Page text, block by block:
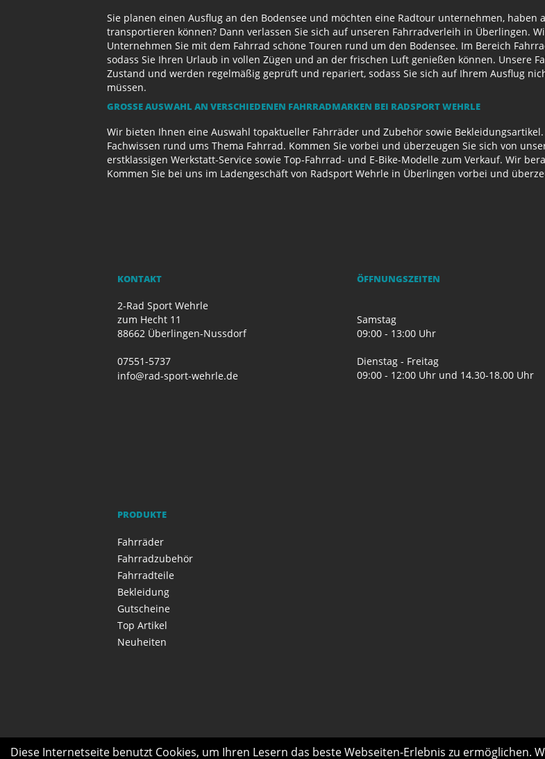
Sie planen einen Ausflug an den Bodensee und möchten eine Radtour unternehmen, haben
transportieren können? Dann verlassen Sie sich auf unseren Fahrradverleih in Überlingen.
Unternehmen Sie mit dem Fahrrad schöne Touren rund um den Bodensee. Im Bereich
sodass Sie Ihren Urlaub in vollen Zügen und an der frischen Luft genießen können. Unsere
Zustand und werden regelmäßig geprüft und repariert, sodass Sie sich auf Ihrem Ausflug
müssen.
GROSSE AUSWAHL AN VERSCHIEDENEN FAHRRADMARKEN BEI RADSPORT WEHRLE
Wir bieten Ihnen eine Auswahl topaktueller Fahrräder und Zubehör sowie
Fachwissen rund ums Thema Fahrrad. Kommen Sie vorbei und überzeugen Sie sich von
erstklassigen Werkstatt-Service sowie Top-Fahrrad- und E-Bike-Modelle zum Verkauf. Wir
Kommen Sie bei uns im Ladengeschäft von Radsport Wehrle in Überlingen vorbei und
KONTAKT
2-Rad Sport Wehrle
zum Hecht 11
88662 Überlingen-Nussdorf
07551-5737
info@rad-sport-wehrle.de
ÖFFNUNGSZEITEN
Samstag
09:00 - 13:00 Uhr
Dienstag - Freitag
09:00 - 12:00 Uhr und 14.30-18.00 Uhr
PRODUKTE
Fahrräder
Fahrradzubehör
Fahrradteile
Bekleidung
Gutscheine
Top Artikel
Neuheiten
Diese Internetseite benutzt Cookies, um Ihren Lesern das beste Webseiten-Erlebnis zu ermöglichen.